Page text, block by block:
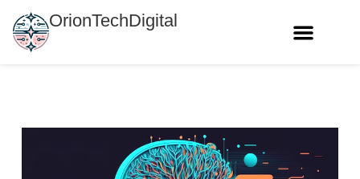
OrionTechDigital